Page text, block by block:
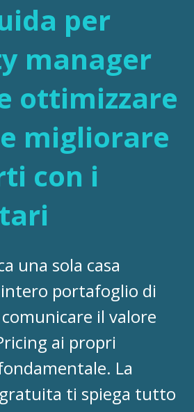
per
manager
ottimizzare
migliorare
con i
una sola casa
portafoglio di
il valore
ai propri
La
ti spiega tutto